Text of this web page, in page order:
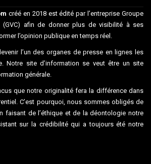
créé en 2018 est édité par l’entreprise Groupe
(GVC) afin de donner plus de visibilité à ses
l’opinion publique en temps réel.
l’un des organes de presse en lignes les
Notre site d’information se veut être un site
générale.
que notre originalité fera la différence dans
C’est pourquoi, nous sommes obligés de
faisant de l’éthique et de la déontologie notre
sur la crédibilité qui a toujours été notre